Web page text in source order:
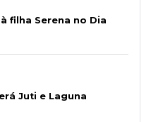
filha Serena no Dia
Juti e Laguna